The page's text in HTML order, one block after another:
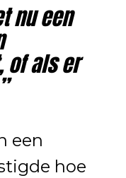
nu een
of als er
een
hoe